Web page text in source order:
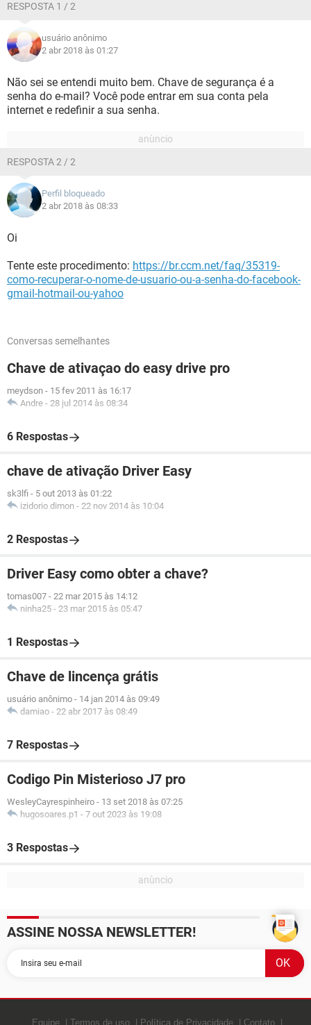
RESPOSTA 1 / 2
usuário anônimo
2 abr 2018 às 01:27
Não sei se entendi muito bem. Chave de segurança é a
senha do e-mail? Você pode entrar em sua conta pela
internet e redefinir a sua senha.
RESPOSTA 2 / 2
Perfil bloqueado
2 abr 2018 às 08:33
Oi
Tente este procedimento: https://br.ccm.net/faq/35319-
como-recuperar-o-nome-de-usuario-ou-a-senha-do-facebook-
gmail-hotmail-ou-yahoo
Conversas semelhantes
Chave de ativaçao do easy drive pro
meydson - 15 fev 2011 às 16:17
Andre - 28 jul 2014 às 08:34
6 Respostas
chave de ativação Driver Easy
sk3lfi - 5 out 2013 às 01:22
izidorio dimon - 22 nov 2014 às 10:04
2 Respostas
Driver Easy como obter a chave?
tomas007 - 22 mar 2015 às 14:12
ninha25 - 23 mar 2015 às 05:47
1 Respostas
Chave de lincença grátis
usuário anônimo - 14 jan 2014 às 09:49
damiao - 22 abr 2017 às 08:49
7 Respostas
Codigo Pin Misterioso J7 pro
WesleyCayrespinheiro - 13 set 2018 às 07:25
hugosoares.p1 - 7 out 2023 às 19:08
3 Respostas
ASSINE NOSSA NEWSLETTER!
Equipe Termos de uso Política de Privacidade Contato